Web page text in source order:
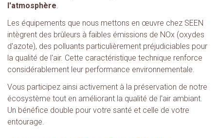
l'atmosphère.
Les équipements que nous mettons en œuvre chez SEEN
intègrent des brûleurs à faibles émissions de NOx (oxydes
d'azote), des polluants particulièrement préjudiciables pour
la qualité de l'air. Cette caractéristique technique renforce
considérablement leur performance environnementale.
Vous participez ainsi activement à la préservation de notre
écosystème tout en améliorant la qualité de l'air ambiant.
Un bénéfice double pour votre santé et celle de votre
entourage.